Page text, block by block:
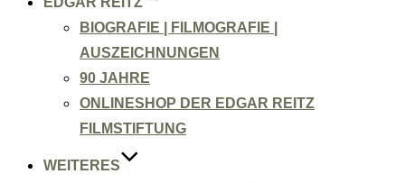
BIOGRAFIE | FILMOGRAFIE |
AUSZEICHNUNGEN
90 JAHRE
ONLINESHOP DER EDGAR REITZ
FILMSTIFTUNG
WEITERES